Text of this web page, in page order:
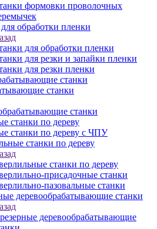
формовки проволочных
обработки пленки
для обработки пленки
для резки и запайки пленки
для резки пленки
станки
станки
станки
станки по дереву
станки по дереву с ЧПУ
станки по дереву
станки по дереву
присадочные станки
пазовальные станки
деревообрабатывающие станки
деревообрабатывающие